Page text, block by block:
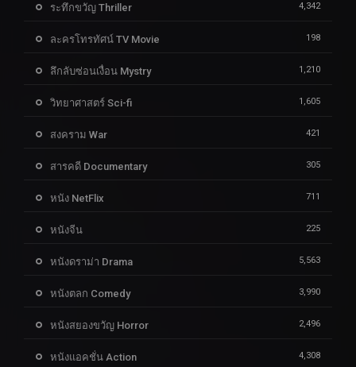
ระทึกขวัญ Thriller 4,342
ละครโทรทัศน์ TV Movie 198
ลึกลับซ่อนเงื่อน Mystry 1,210
วิทยาศาสตร์ Sci-fi 1,605
สงคราม War 421
สารคดี Documentary 305
หนัง NetFlix 711
หนังจีน 225
หนังดราม่า Drama 5,563
หนังตลก Comedy 3,990
หนังสยองขวัญ Horror 2,496
หนังแอคชั่น Action 4,308